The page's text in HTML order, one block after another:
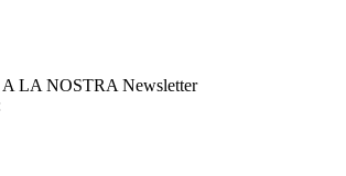
LA NOSTRA Newsletter